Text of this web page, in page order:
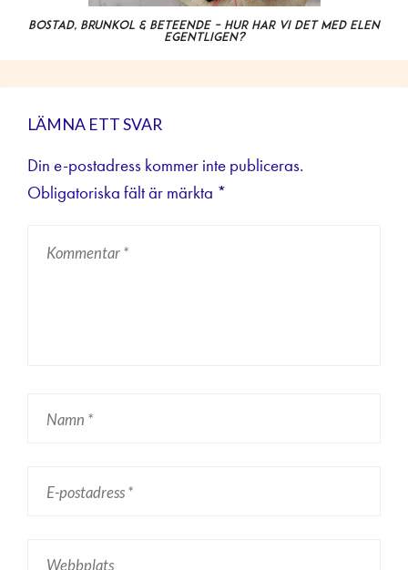
Bostad, brunkol & beteende – hur har vi det med elen
egentligen?
LÄMNA ETT SVAR
Din e-postadress kommer inte publiceras.
Obligatoriska fält är märkta *